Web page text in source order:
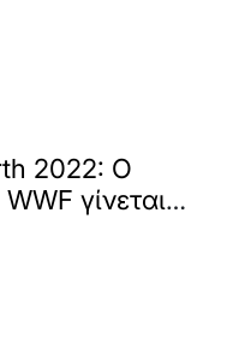
2022: Ο
γίνεται ο